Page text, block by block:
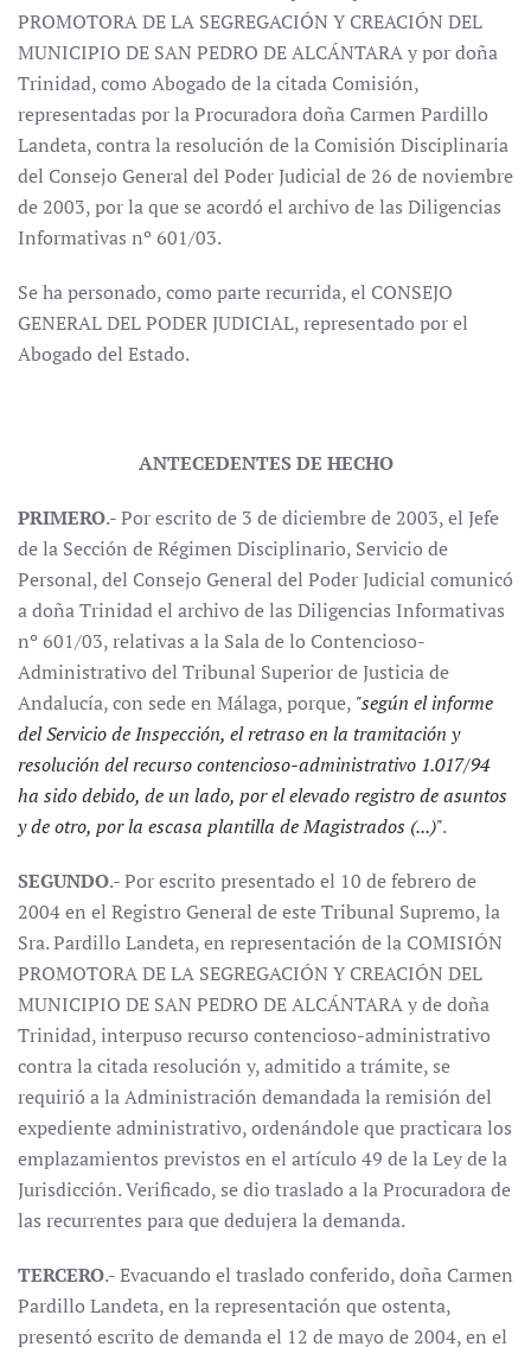
PROMOTORA DE LA SEGREGACIÓN Y CREACIÓN DEL
MUNICIPIO DE SAN PEDRO DE ALCÁNTARA y por doña
Trinidad, como Abogado de la citada Comisión,
representadas por la Procuradora doña Carmen Pardillo
Landeta, contra la resolución de la Comisión Disciplinaria
del Consejo General del Poder Judicial de 26 de noviembre
de 2003, por la que se acordó el archivo de las Diligencias
Informativas nº 601/03.
Se ha personado, como parte recurrida, el CONSEJO
GENERAL DEL PODER JUDICIAL, representado por el
Abogado del Estado.
ANTECEDENTES DE HECHO
PRIMERO.- Por escrito de 3 de diciembre de 2003, el Jefe
de la Sección de Régimen Disciplinario, Servicio de
Personal, del Consejo General del Poder Judicial comunicó
a doña Trinidad el archivo de las Diligencias Informativas
nº 601/03, relativas a la Sala de lo Contencioso-
Administrativo del Tribunal Superior de Justicia de
Andalucía, con sede en Málaga, porque, "según el informe
del Servicio de Inspección, el retraso en la tramitación y
resolución del recurso contencioso-administrativo 1.017/94
ha sido debido, de un lado, por el elevado registro de asuntos
y de otro, por la escasa plantilla de Magistrados (...)".
SEGUNDO.- Por escrito presentado el 10 de febrero de
2004 en el Registro General de este Tribunal Supremo, la
Sra. Pardillo Landeta, en representación de la COMISIÓN
PROMOTORA DE LA SEGREGACIÓN Y CREACIÓN DEL
MUNICIPIO DE SAN PEDRO DE ALCÁNTARA y de doña
Trinidad, interpuso recurso contencioso-administrativo
contra la citada resolución y, admitido a trámite, se
requirió a la Administración demandada la remisión del
expediente administrativo, ordenándole que practicara los
emplazamientos previstos en el artículo 49 de la Ley de la
Jurisdicción. Verificado, se dio traslado a la Procuradora de
las recurrentes para que dedujera la demanda.
TERCERO.- Evacuando el traslado conferido, doña Carmen
Pardillo Landeta, en la representación que ostenta,
presentó escrito de demanda el 12 de mayo de 2004, en el